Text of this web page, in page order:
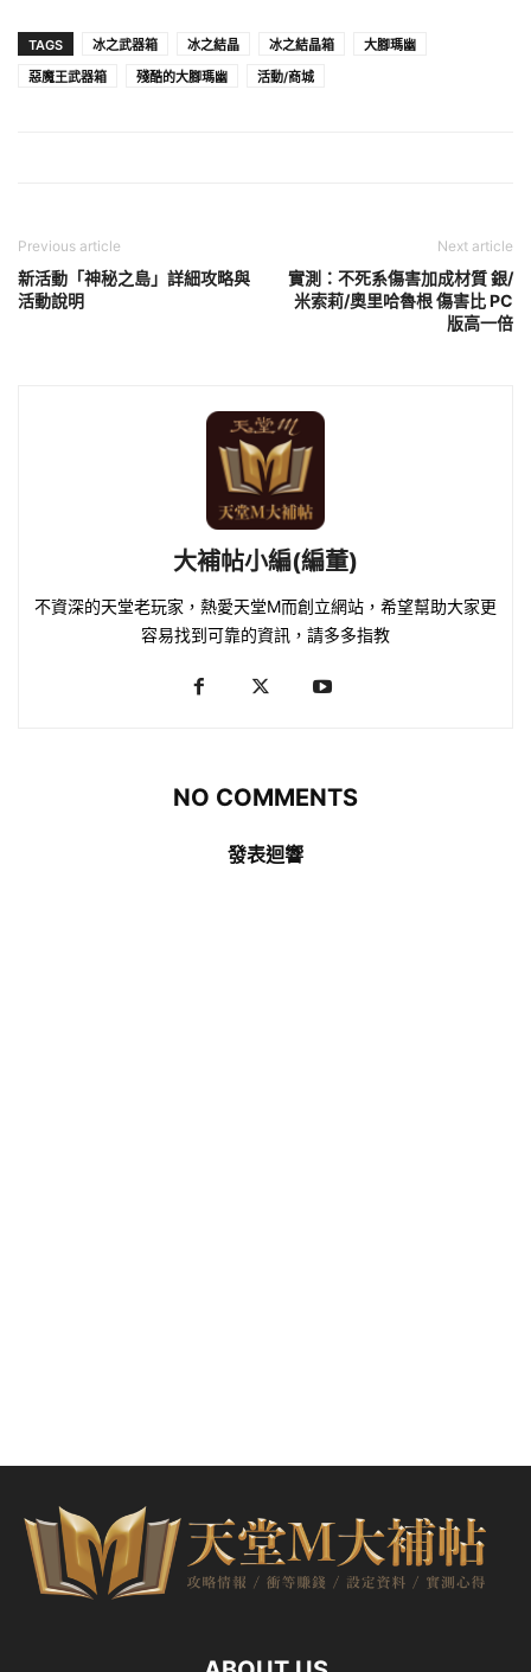
TAGS 冰之武器箱 冰之結晶 冰之結晶箱
大腳瑪幽
惡魔王武器箱
殘酷的大腳瑪幽 活動/商城
Previous article
新活動「神秘之島」詳細攻略與
活動說明
Next article
實測：不死系傷害加成材質 銀/
米索莉/奧里哈魯根 傷害比 PC
版高一倍
大補帖小編(編董)
不資深的天堂老玩家，熱愛天堂M而創立網站，希望幫助大家更
容易找到可靠的資訊，請多多指教
NO COMMENTS
發表迴響